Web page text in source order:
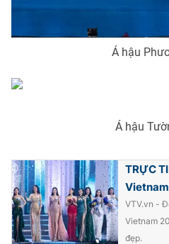
Á hậu
Á hậu
TRỰC
VTV.vn -
Vietnam
đẹp.